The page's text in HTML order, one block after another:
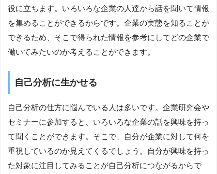
役に立ちます。いろいろな企業の人達から話を聞いて情報
を集めることができるからです。企業の実態を知ることが
できるため、そこで得られた情報を参考にしてどの企業で
働いてみたいのか考えることができます。
自己分析に生かせる
自己分析の仕方に悩んでいる人は多いです。企業研究会や
セミナーに参加すると、いろいろな企業の話を興味を持っ
て聞くことができます。そこで、自分が企業に対して何を
重視しているのか見えてくるでしょう。自分が興味を持っ
た対象に注目してみることが自己分析につながるからで